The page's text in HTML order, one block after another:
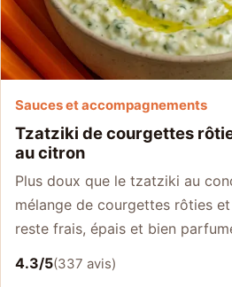
Sauces et accompagnements
Tzatziki de courgettes
au citron
Plus doux que le tzatziki au
mélange de courgettes rôties
reste frais, épais et bien
4.3/5(337 avis)